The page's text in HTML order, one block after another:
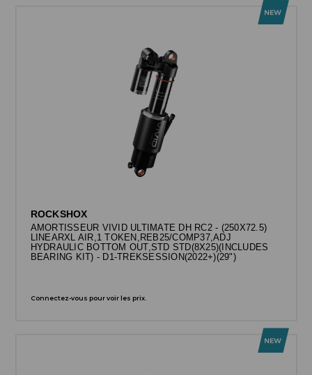
ROCKSHOX
AMORTISSEUR VIVID ULTIMATE DH RC2 - (250X72.5)
LINEARXL AIR,1 TOKEN,REB25/COMP37,ADJ
HYDRAULIC BOTTOM OUT,STD STD(8X25)(INCLUDES
BEARING KIT) - D1-TREKSESSION(2022+)(29")
Connectez-vous pour voir les prix.